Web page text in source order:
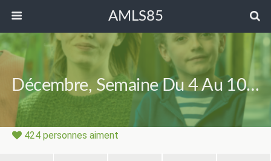
AMLS85
Décembre, Semaine Du 4 Au 10…
424 personnes aiment